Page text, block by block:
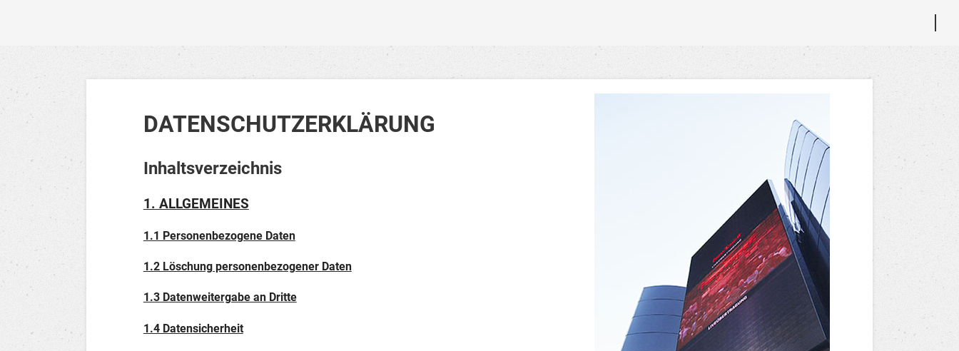
DATENSCHUTZERKLÄRUNG
Inhaltsverzeichnis
1. ALLGEMEINES
1.1 Personenbezogene Daten
1.2 Löschung personenbezogener Daten
1.3 Datenweitergabe an Dritte
1.4 Datensicherheit